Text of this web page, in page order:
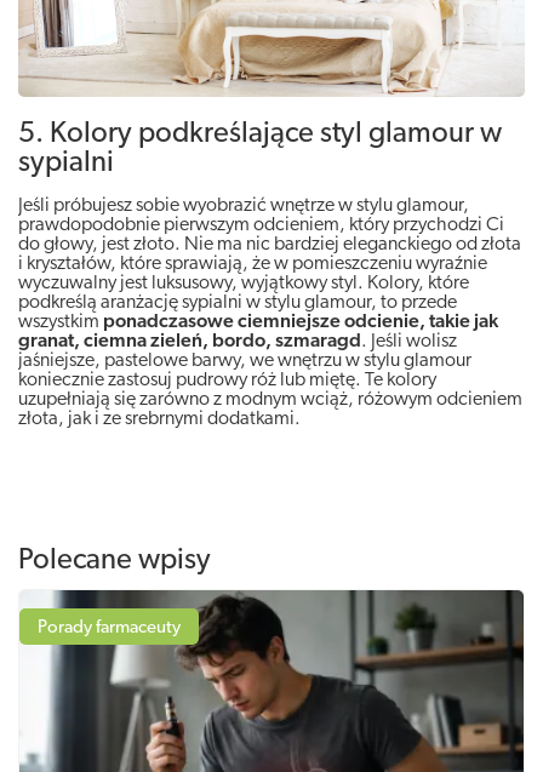
5. Kolory podkreślające styl glamour w
sypialni
Jeśli próbujesz sobie wyobrazić wnętrze w stylu glamour,
prawdopodobnie pierwszym odcieniem, który przychodzi Ci
do głowy, jest złoto. Nie ma nic bardziej eleganckiego od złota
i kryształów, które sprawiają, że w pomieszczeniu wyraźnie
wyczuwalny jest luksusowy, wyjątkowy styl. Kolory, które
podkreślą aranżację sypialni w stylu glamour, to przede
wszystkim ponadczasowe ciemniejsze odcienie, takie jak
granat, ciemna zieleń, bordo, szmaragd . Jeśli wolisz
jaśniejsze, pastelowe barwy, we wnętrzu w stylu glamour
koniecznie zastosuj pudrowy róż lub miętę. Te kolory
uzupełniają się zarówno z modnym wciąż, różowym odcieniem
złota, jak i ze srebrnymi dodatkami.
Polecane wpisy
Porady farmaceuty